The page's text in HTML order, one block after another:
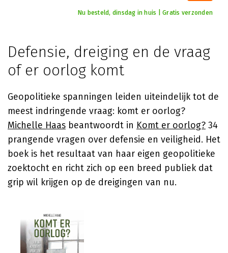
Nu besteld, dinsdag in huis | Gratis verzonden
Defensie, dreiging en de vraag
of er oorlog komt
Geopolitieke spanningen leiden uiteindelijk tot de
meest indringende vraag: komt er oorlog?
Michelle Haas beantwoordt in Komt er oorlog? 34
prangende vragen over defensie en veiligheid. Het
boek is het resultaat van haar eigen geopolitieke
zoektocht en richt zich op een breed publiek dat
grip wil krijgen op de dreigingen van nu.